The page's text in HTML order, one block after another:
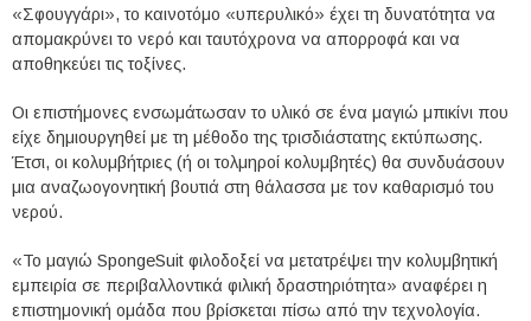
«Σφουγγάρι», το καινοτόμο «υπερυλικό» έχει τη δυνατότητα να
απομακρύνει το νερό και ταυτόχρονα να απορροφά και να
αποθηκεύει τις τοξίνες.
Οι επιστήμονες ενσωμάτωσαν το υλικό σε ένα μαγιώ μπικίνι που
είχε δημιουργηθεί με τη μέθοδο της τρισδιάστατης εκτύπωσης.
Έτσι, οι κολυμβήτριες (ή οι τολμηροί κολυμβητές) θα συνδυάσουν
μια αναζωογονητική βουτιά στη θάλασσα με τον καθαρισμό του
νερού.
«Το μαγιώ SpongeSuit φιλοδοξεί να μετατρέψει την κολυμβητική
εμπειρία σε περιβαλλοντικά φιλική δραστηριότητα» αναφέρει η
επιστημονική ομάδα που βρίσκεται πίσω από την τεχνολογία.